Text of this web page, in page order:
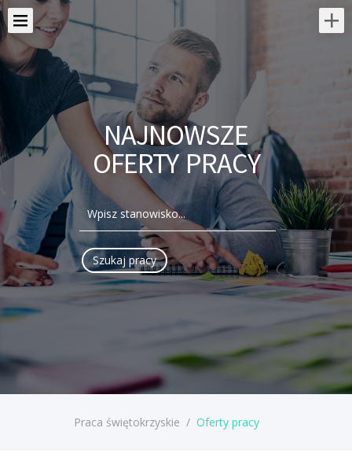
NAJNOWSZE
OFERTY PRACY
Praca świętokrzyskie / Oferty pracy